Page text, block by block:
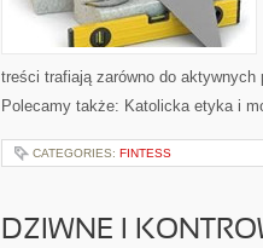
treści trafiają zarówno do
Polecamy także: Katolicka etyka i
CATEGORIES: FINTESS
DZIWNE I